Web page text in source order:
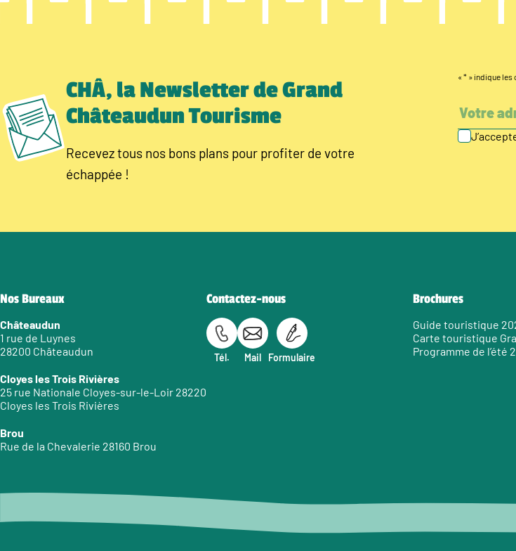
CHÂ, la Newsletter de Grand
Châteaudun Tourisme
Recevez tous nos bons plans pour profiter de votre
échappée !
« * » indique les
Nos Bureaux
Châteaudun
1 rue de Luynes
28200 Châteaudun
Cloyes les Trois Rivières
25 rue Nationale Cloyes-sur-le-Loir 28220
Cloyes les Trois Rivières
Brou
Rue de la Chevalerie 28160 Brou
Contactez-nous
Tél. Mail Formulaire
Brochures
Guide touristique
Carte touristique
Programme de l’été